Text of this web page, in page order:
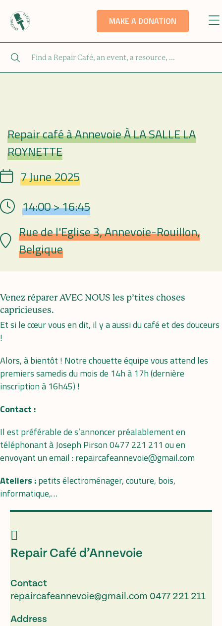
MAKE A DONATION
Repair Café
Repair café à Annevoie À LA SALLE LA
ROYNETTE
Date 7 June 2025
Hour 14:00 > 16:45
Lieu Rue de l'Eglise 3, Annevoie-Rouillon,
Belgique
Venez réparer AVEC NOUS les p’tites choses
capricieuses.
Et si le cœur vous en dit, il y a aussi du café et des douceurs
!
Alors, à bientôt ! Notre chouette équipe vous attend les
premiers samedis du mois de 14h à 17h (dernière
inscription à 16h45) !
Contact :
Il est préférable de s’annoncer préalablement en
téléphonant à Joseph Pirson 0477 221 211 ou en
envoyant un email : repaircafeannevoie@gmail.com
Ateliers :petits électroménager, couture, bois,
informatique,…
Repair Café d’Annevoie
Contact
repaircafeannevoie@gmail.com 0477 221 211
Address